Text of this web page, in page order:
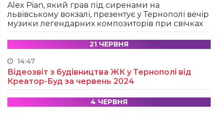
Alex Pian, який грав під сиренами на
львівському вокзалі, презентує у Тернополі вечір
музики легендарних композиторів при свічках
21 ЧЕРВНЯ
14:47
Відеозвіт з будівництва ЖК у Тернополі від
Креатор-Буд за червень 2024
4 ЧЕРВНЯ